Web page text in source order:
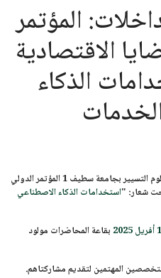
المؤتمر
الاقتصادية
الذكاء
التسيير بجامعة سطيف 1
المؤتمر الدولي
شعار: "استخدامات الذكاء الاصطناعي
بقاعة المحاضرات مولود
المهتمين لتقديم مشاركتاهم.